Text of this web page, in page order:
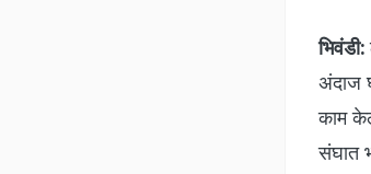
भिवंडी:
अंदाज
काम
संघात